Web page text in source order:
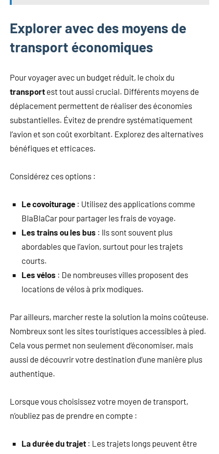
Explorer avec des moyens de
transport économiques
Pour voyager avec un budget réduit, le choix du
transport est tout aussi crucial. Différents moyens de
déplacement permettent de réaliser des économies
substantielles. Évitez de prendre systématiquement
l’avion et son coût exorbitant. Explorez des alternatives
bénéfiques et efficaces.
Considérez ces options :
Le covoiturage : Utilisez des applications comme
BlaBlaCar pour partager les frais de voyage.
Les trains ou les bus : Ils sont souvent plus
abordables que l’avion, surtout pour les trajets
courts.
Les vélos : De nombreuses villes proposent des
locations de vélos à prix modiques.
Par ailleurs, marcher reste la solution la moins coûteuse.
Nombreux sont les sites touristiques accessibles à pied.
Cela vous permet non seulement d’économiser, mais
aussi de découvrir votre destination d’une manière plus
authentique.
Lorsque vous choisissez votre moyen de transport,
n’oubliez pas de prendre en compte :
La durée du trajet : Les trajets longs peuvent être